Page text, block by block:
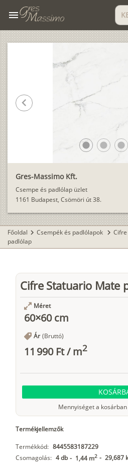
menu
Gres-Massimo Kft.
Csempe és padlólap üzlet
1161 Budapest, Csömöri út 38.
lens lens lens
chevron_left
Főoldal chevron_right Csempék és padlólapok chevron_right Cifre
padlólap
Cifre Statuario Mate
Méret
60×60 cm
Ár (Bruttó)
11 990 Ft/m2
Mennyiséget a
Termékjellemzők
Termékkód: 8445583187229
Csomagolás: 4 db - 1,44 m2 - 29,687